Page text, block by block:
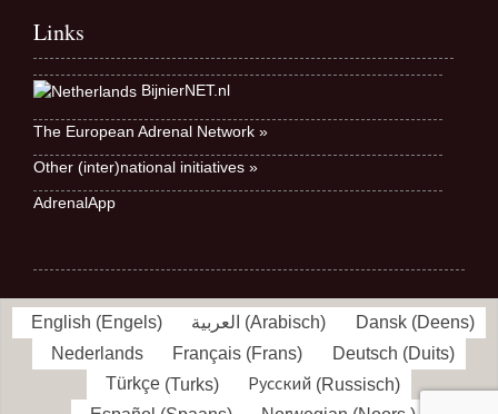
Links
BijnierNET.nl
The European Adrenal Network »
Other (inter)national initiatives »
AdrenalApp
English (Engels) العربية (Arabisch) Dansk(Deens)
Nederlands
Français (Frans) Deutsch (Duits)
Türkçe(Turks) Русский (Russisch)